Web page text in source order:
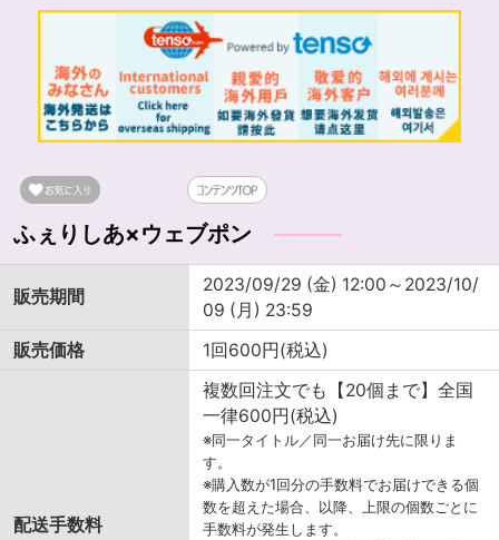
ふぇりしあ×ウェブポン
販売期間
2023/09/29 (金) 12:00～2023/10/
09 (月) 23:59
販売価格
1回600円(税込)
配送手数料
複数回注文でも【20個まで】全国
一律600円(税込)
※同一タイトル／同一お届け先に限りま
す。
※購入数が1回分の手数料でお届けできる個
数を超えた場合、以降、上限の個数ごとに
手数料が発生します。